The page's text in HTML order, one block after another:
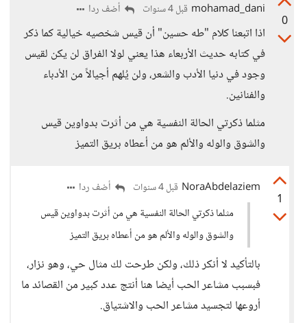
0
mohamad_dani قبل 4 سنوات أضف ردا
اذا اتبعنا كلام "طه حسين" أن قيس شخصيه خيالية كما ذكر
في كتابه حديث الأربعاء هذا يعني لولا الفراق لن يكن لقيس
وجود في دنيا الأدب والشعر، ولن يُلهم أجيالاً من الأدباء
والفنانين.
مثلما ذكرتي الحالة النفسية هي من أثرت بدواوين قيس
والشوق والوله والألم هو من أعطاه بريق التميز
1
NoraAbdelaziem قبل 4 سنوات
أضف ردا
مثلما ذكرتي الحالة النفسية هي من أثرت بدواوين قيس
والشوق والوله والألم هو من أعطاه بريق التميز
بالتأكيد لا أنكر ذلك، ولكن طرحت لك مثال حي، وهو نزار،
فبسبب مشاعر الحب أيضا هنا أنتج عدد كبير من القصائد ما
أروعها لتجسيد مشاعر الحب والاشتياق.